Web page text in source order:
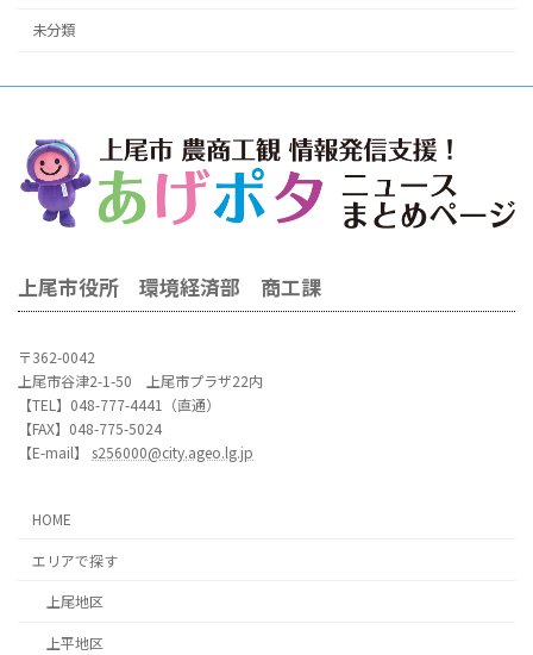
未分類
上尾市役所 環境経済部 商工課
〒362-0042
上尾市谷津2-1-50 上尾市プラザ22内
【TEL】048-777-4441（直通）
【FAX】048-775-5024
【E-mail】 s256000@city.ageo.lg.jp
HOME
エリアで探す
上尾地区
上平地区